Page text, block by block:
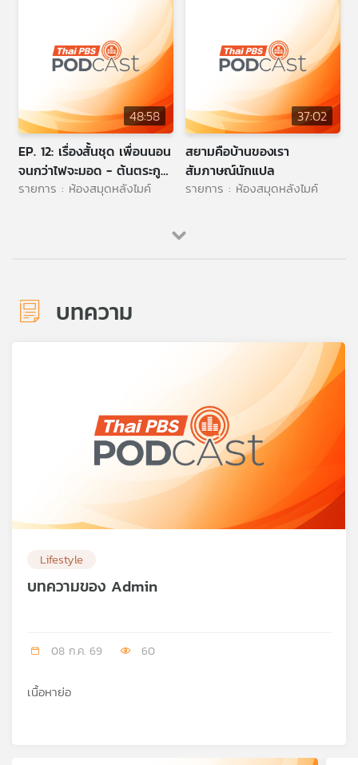
48:58
EP. 12: เรื่องสั้นชุด เพื่อนนอน
จนกว่าไฟจะมอด - ต้นตระกูล
ไทย
รายการ : ห้องสมุดหลังไมค์
37:02
สยามคือบ้านของเรา
สัมภาษณ์นักแปล
รายการ : ห้องสมุดหลังไมค์
บทความ
Lifestyle
บทความของ Admin
08 ก.ค. 69 60
เนื้อหาย่อ